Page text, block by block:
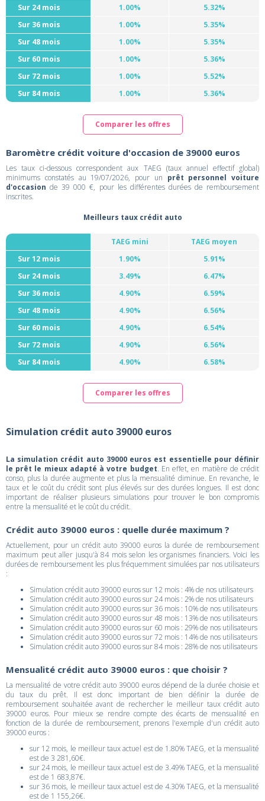
Sur 24 mois
1.00%
5.32%
Sur 36 mois
1.00%
5.35%
Sur 48 mois
1.00%
5.35%
Sur 60 mois
1.00%
5.36%
Sur 72 mois
1.00%
5.52%
Sur 84 mois
1.00% 5.36%
Comparer les offres
Baromètre crédit voiture d'occasion de 39000 euros
Les taux ci-dessous correspondent aux TAEG (taux annuel effectif global)
minimums constatés au 19/07/2026, pour un prêt personnel voiture
d'occasion de 39 000 €, pour les différentes durées de remboursement
inscrites.
Meilleurs taux crédit auto
TAEG mini
TAEG moyen
Sur 12 mois
1.90%
5.91%
Sur 24 mois
3.49%
6.47%
Sur 36 mois
4.90%
6.59%
Sur 48 mois
4.90%
6.56%
Sur 60 mois
4.90%
6.54%
Sur 72 mois
4.90%
6.56%
Sur 84 mois
4.90% 6.58%
Comparer les offres
Simulation crédit auto 39000 euros
La simulation crédit auto 39000 euros est essentielle pour définir
le prêt le mieux adapté à votre budget. En effet, en matière de crédit
conso, plus la durée augmente et plus la mensualité diminue. En revanche, le
taux et le coût du crédit sont plus élevés sur des durées longues. Il est donc
important de réaliser plusieurs simulations pour trouver le bon compromis
entre la mensualité et le coût du crédit.
Crédit auto 39000 euros : quelle durée maximum ?
Actuellement, pour un crédit auto 39000 euros la durée de remboursement
maximum peut aller jusqu'à 84 mois selon les organismes financiers. Voici les
durées de remboursement les plus fréquemment simulées par nos utilisateurs
:
Simulation crédit auto 39000 euros sur 12 mois : 4% de nos utilisateurs
Simulation crédit auto 39000 euros sur 24 mois : 2% de nos utilisateurs
Simulation crédit auto 39000 euros sur 36 mois : 10% de nos utilisateurs
Simulation crédit auto 39000 euros sur 48 mois : 13% de nos utilisateurs
Simulation crédit auto 39000 euros sur 60 mois : 29% de nos utilisateurs
Simulation crédit auto 39000 euros sur 72 mois : 14% de nos utilisateurs
Simulation crédit auto 39000 euros sur 84 mois : 28% de nos utilisateurs
Mensualité crédit auto 39000 euros : que choisir ?
La mensualité de votre crédit auto 39000 euros dépend de la durée choisie et
du taux du prêt. Il est donc important de bien définir la durée de
remboursement souhaitée avant de rechercher le meilleur taux crédit auto
39000 euros. Pour mieux se rendre compte des écarts de mensualité en
fonction de la durée de remboursement, prenons l'exemple d'un crédit auto
39000 euros :
sur 12 mois, le meilleur taux actuel est de 1.80% TAEG, et la mensualité
est de 3 281,60€.
sur 24 mois, le meilleur taux actuel est de 3.49% TAEG, et la mensualité
est de 1 683,87€.
sur 36 mois, le meilleur taux actuel est de 4.30% TAEG, et la mensualité
est de 1 155,26€.